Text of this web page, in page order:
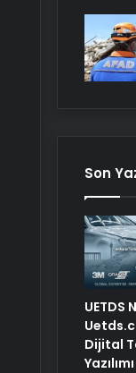
Son
UETDS
Dijital
Yazılımı